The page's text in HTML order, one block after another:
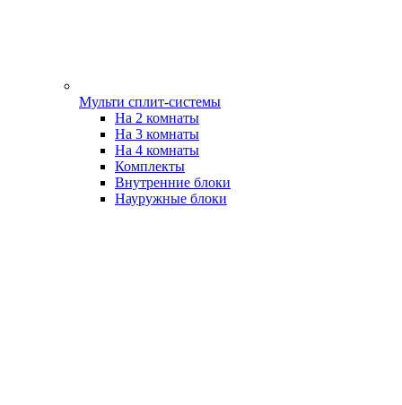
Мульти сплит-системы
На 2 комнаты
На 3 комнаты
На 4 комнаты
Комплекты
Внутренние блоки
Науружные блоки